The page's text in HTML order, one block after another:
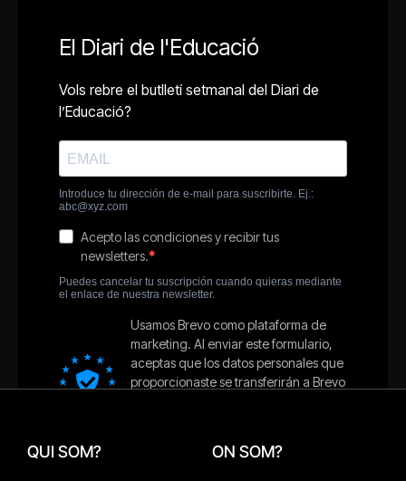
QUI SOM? ON SOM?